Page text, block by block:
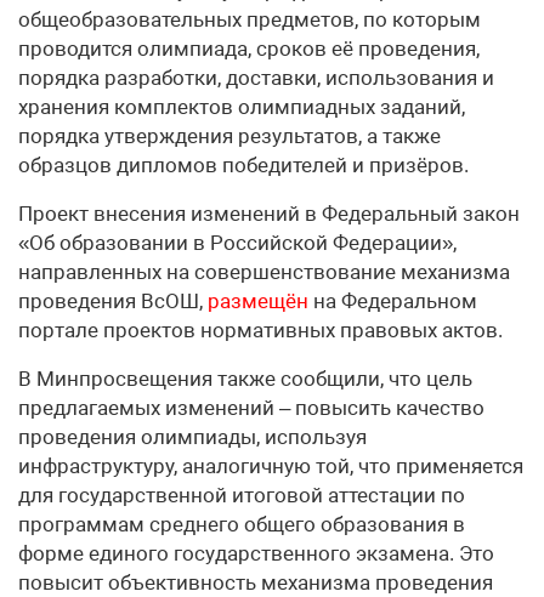
общеобразовательных предметов, по которым
проводится олимпиада, сроков её проведения,
порядка разработки, доставки, использования и
хранения комплектов олимпиадных заданий,
порядка утверждения результатов, а также
образцов дипломов победителей и призёров.
Проект внесения изменений в Федеральный закон
«Об образовании в Российской Федерации»,
направленных на совершенствование механизма
проведения ВсОШ, размещён на Федеральном
портале проектов нормативных правовых актов.
В Минпросвещения также сообщили, что цель
предлагаемых изменений – повысить качество
проведения олимпиады, используя
инфраструктуру, аналогичную той, что применяется
для государственной итоговой аттестации по
программам среднего общего образования в
форме единого государственного экзамена. Это
повысит объективность механизма проведения